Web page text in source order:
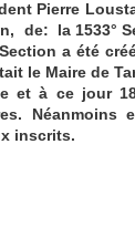
Pierre
de: la 1533°
a été
le Maire de
et à ce jour
Néanmoins
inscrits.